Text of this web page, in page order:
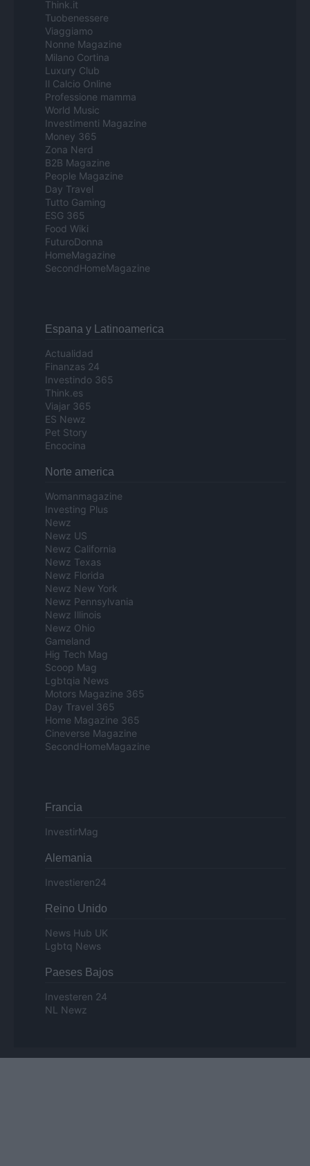
Think.it
Tuobenessere
Viaggiamo
Nonne Magazine
Milano Cortina
Luxury Club
Il Calcio Online
Professione mamma
World Music
Investimenti Magazine
Money 365
Zona Nerd
B2B Magazine
People Magazine
Day Travel
Tutto Gaming
ESG 365
Food Wiki
FuturoDonna
HomeMagazine
SecondHomeMagazine
Espana y Latinoamerica
Actualidad
Finanzas 24
Investindo 365
Think.es
Viajar 365
ES Newz
Pet Story
Encocina
Norte america
Womanmagazine
Investing Plus
Newz
Newz US
Newz California
Newz Texas
Newz Florida
Newz New York
Newz Pennsylvania
Newz Illinois
Newz Ohio
Gameland
Hig Tech Mag
Scoop Mag
Lgbtqia News
Motors Magazine 365
Day Travel 365
Home Magazine 365
Cineverse Magazine
SecondHomeMagazine
Francia
InvestirMag
Alemania
Investieren24
Reino Unido
News Hub UK
Lgbtq News
Paeses Bajos
Investeren 24
NL Newz